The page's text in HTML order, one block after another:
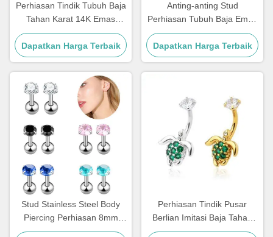
Perhiasan Tindik Tubuh Baja
Tahan Karat 14K Emas
Labret Lip Piercing Jewelry
1.2mm
Dapatkan Harga Terbaik
Anting-anting Stud
Perhiasan Tubuh Baja Emas
18K 1.0 X 8mm Perhiasan
Tindik Telinga Untuk Wanita
Dapatkan Harga Terbaik
Stud Stainless Steel Body
Piercing Perhiasan 8mm
piercing telinga Perhiasan
Perhiasan Tindik Pusar
Berlian Imitasi Baja Tahan
Karat 10mm 12mm